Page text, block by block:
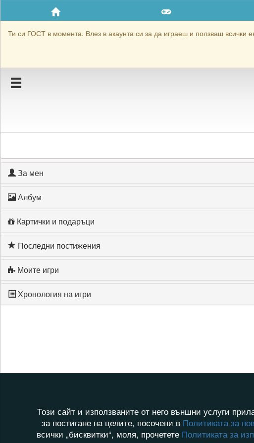
Ти си ГОСТ в момента. Влез в акаунта си за да играеш и ползваш всички
Приятели
Хронология на игри
Блокирай Valya Midd
За мен
Албум
Картички и подаръци
Последни постижения
Моите игри
Хронология на игри
Този сайт и използваните от него външни услуги
за постигане на целите, посочени в Политиката за
всички „бисквитки“, моля, прочетете Политиката за